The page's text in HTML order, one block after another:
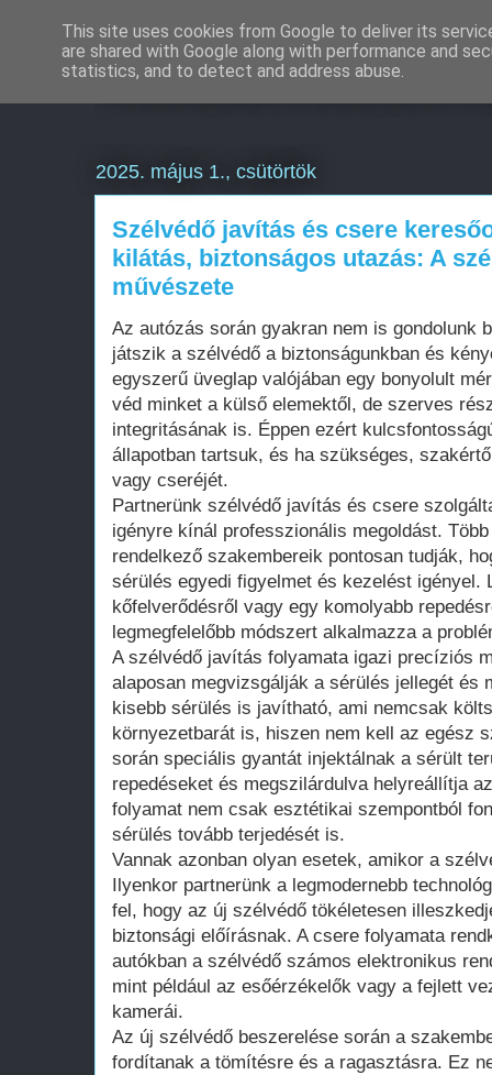
Weboldal készítés
2025. május 1., csütörtök
Szélvédő javítás és csere
kilátás, biztonságos utazás: A
művészete
Az autózás során gyakran nem is gondolunk
játszik a szélvédő a biztonságunkban és
egyszerű üveglap valójában egy bonyolult
véd minket a külső elemektől, de szerves
integritásának is. Éppen ezért
állapotban tartsuk, és ha szükséges,
vagy cseréjét.
Partnerünk szélvédő javítás és csere
igényre kínál professzionális megoldást.
rendelkező szakembereik pontosan tudják,
sérülés egyedi figyelmet és kezelést igényel.
kőfelverődésről vagy egy komolyabb
legmegfelelőbb módszert alkalmazza a
A szélvédő javítás folyamata igazi precíziós
alaposan megvizsgálják a sérülés jellegét és
kisebb sérülés is javítható, ami nemcsak
környezetbarát is, hiszen nem kell az egész
során speciális gyantát injektálnak a sérült
repedéseket és megszilárdulva helyreállítja
folyamat nem csak esztétikai szempontból
sérülés tovább terjedését is.
Vannak azonban olyan esetek, amikor a
Ilyenkor partnerünk a legmodernebb
fel, hogy az új szélvédő tökéletesen
biztonsági előírásnak. A csere folyamata
autókban a szélvédő számos elektronikus
mint például az esőérzékelők vagy a fejlett
kamerái.
Az új szélvédő beszerelése során a
fordítanak a tömítésre és a ragasztásra. Ez
This site uses cookies from Google to deliver its
are shared with Google along with performance and
statistics, and to detect and address abuse.